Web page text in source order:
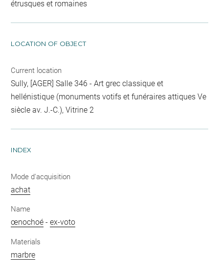
étrusques et romaines
LOCATION OF OBJECT
Current location
Sully, [AGER] Salle 346 - Art grec classique et
hellénistique (monuments votifs et funéraires attiques Ve
siècle av. J.-C.), Vitrine 2
INDEX
Mode d'acquisition
achat
Name
œnochoé -ex-voto
Materials
marbre